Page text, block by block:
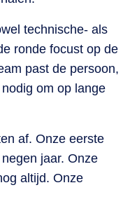
technische- als
ronde focust op de
past de persoon,
om op lange
af. Onze eerste
jaar. Onze
altijd. Onze